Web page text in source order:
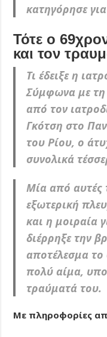
κατηγόρησε
Τότε ο
και τον
Τι έδειξε η
Σύμφωνα με τη
από τον
Γκότση στο
του Ρίου, ο
συνολικά
Μία από αυτές
εξωτερική
και η μοιραία
διέρρηξε την
αποτέλεσμα
πολύ αίμα,
τραύματά του.
Με πληροφορίες